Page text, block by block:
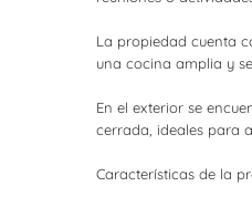
La propiedad cuenta
una cocina amplia y
En el exterior se
cerrada, ideales para
Características de la